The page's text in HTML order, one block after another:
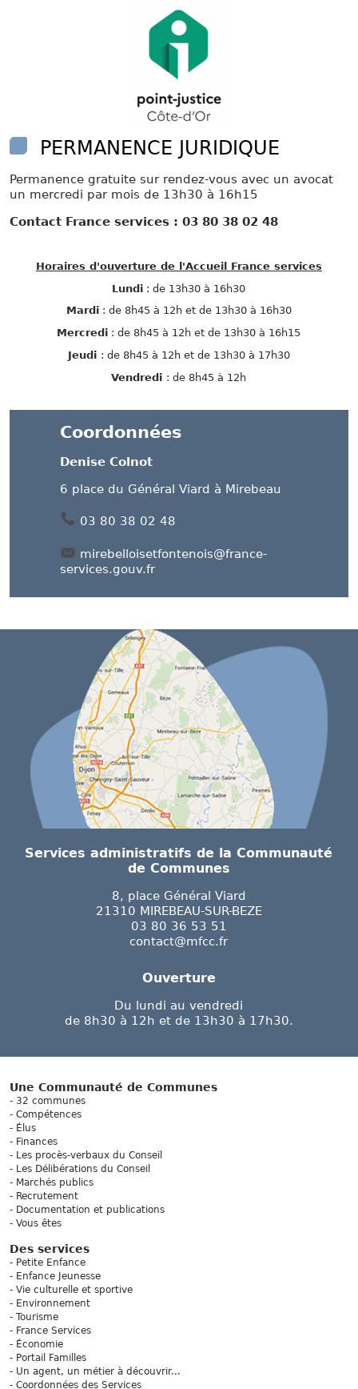
PERMANENCE JURIDIQUE
Permanence gratuite sur rendez-vous avec un avocat
un mercredi par mois de 13h30 à 16h15
Contact France services : 03 80 38 02 48
Horaires d'ouverture de l'Accueil France services
Lundi : de 13h30 à 16h30
Mardi: de 8h45 à 12h et de 13h30 à 16h30
Mercredi : de 8h45 à 12h et de 13h30 à 16h15
Jeudi : de 8h45 à 12h et de 13h30 à 17h30
Vendredi : de 8h45 à 12h
Coordonnées
Denise Colnot
6 place du Général Viard à Mirebeau
03 80 38 02 48
mirebelloisetfontenois@france-
services.gouv.fr
Services administratifs de la Communauté
de Communes
8, place Général Viard
21310 MIREBEAU-SUR-BEZE
03 80 36 53 51
contact@mfcc.fr
Ouverture
Du lundi au vendredi
de 8h30 à 12h et de 13h30 à 17h30.
Une Communauté de Communes
32 communes
Compétences
Élus
Finances
Les procès-verbaux du Conseil
Les Délibérations du Conseil
Marchés publics
Recrutement
Documentation et publications
Vous êtes
Des services
Petite Enfance
Enfance Jeunesse
Vie culturelle et sportive
Environnement
Tourisme
France Services
Économie
Portail Familles
Un agent, un métier à découvrir...
Coordonnées des Services